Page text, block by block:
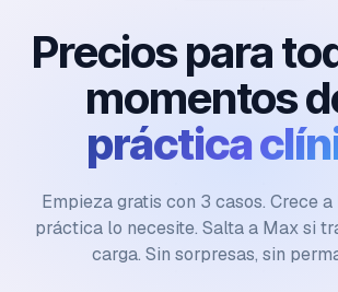
Precios para
momentos
práctica
Empieza gratis con 3 casos. Crece
práctica lo necesite. Salta a Max si
carga. Sin sorpresas, sin